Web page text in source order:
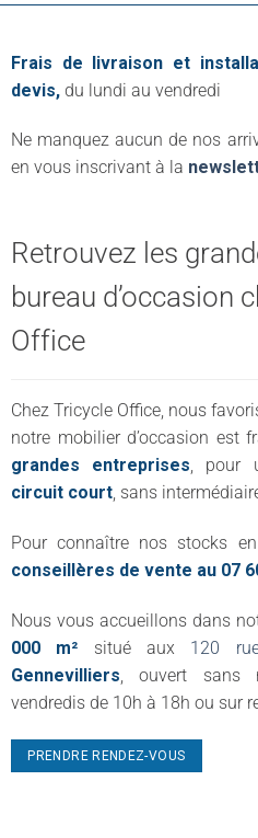
Frais de livraison et
devis, du lundi au vendredi
Ne manquez aucun de nos
en vous inscrivant à la
Retrouvez les
bureau d’occasion
Office
Chez Tricycle Office, nous
notre mobilier d’occasion est
grandes entreprises, pour
circuit court, sans
Pour connaître nos stocks
conseillères de vente au 07
Nous vous accueillons dans
000 m² situé aux 120
Gennevilliers, ouvert sans
vendredis de 10h à 18h ou sur
PRENDRE RENDEZ-VOUS